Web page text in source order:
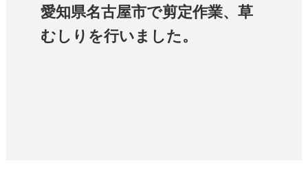
愛知県名古屋市で剪定作業、草
むしりを行いました。